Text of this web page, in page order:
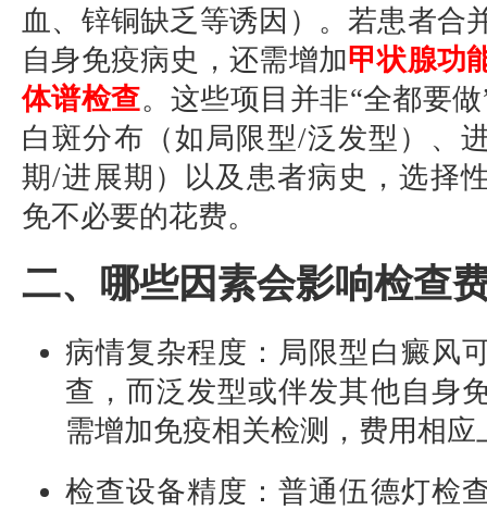
血、锌铜缺乏等诱因）。若患者合
自身免疫病史，还需增加甲状腺功
体谱检查。这些项目并非“全都要
白斑分布（如局限型/泛发型）、
期/进展期）以及患者病史，选择
免不必要的花费。
二、哪些因素会影响检查
病情复杂程度：局限型白癜风
查，而泛发型或伴发其他自身
需增加免疫相关检测，费用相应
检查设备精度：普通伍德灯检